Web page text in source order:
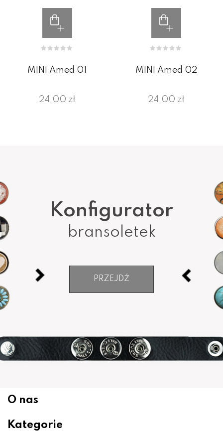
MINI Amed 01
24,00 zł
MINI Amed 02
24,00 zł
Konfigurator
bransoletek
PRZEJDŹ
O nas
Kategorie